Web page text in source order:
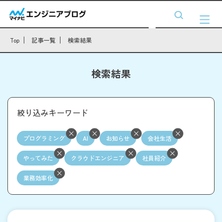
Top 記事一覧 検索結果
検索結果
絞り込みキーワード
プログラミング AI お知らせ 会社生活
やってみた クラウドエンジニア 社員紹介
業務効率化